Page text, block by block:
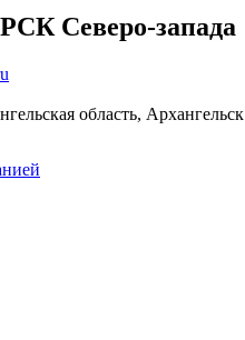
Северо-запада
область, Архангельск